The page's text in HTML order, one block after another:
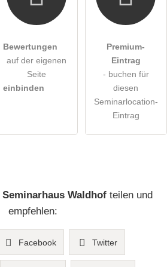
Bewertungen
auf der eigenen
Seite
einbinden
Premium-
Eintrag
- buchen für
diesen
Seminarlocation-
Eintrag
Seminarhaus Waldhofteilen und
empfehlen:
Facebook Twitter